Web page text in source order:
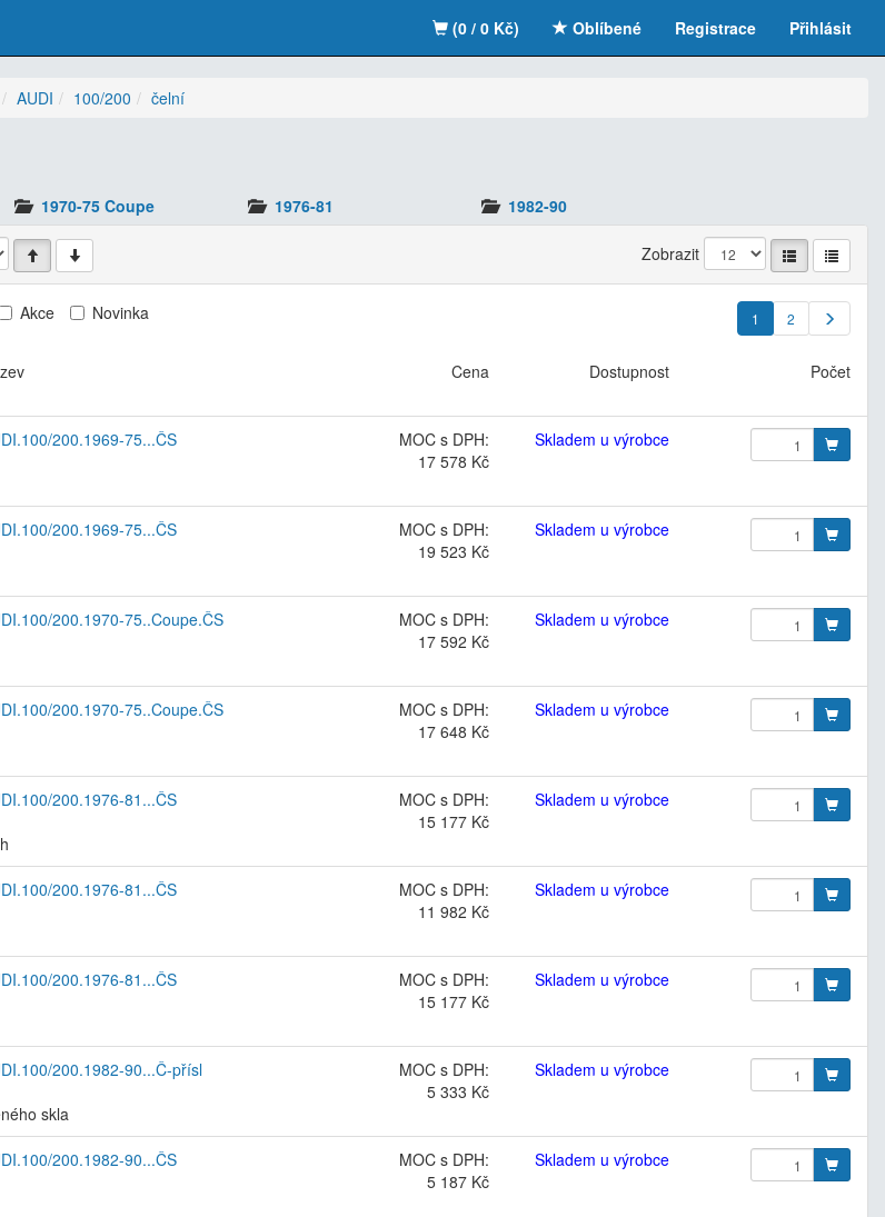
Registrace Přihlásit
(0 / 0 Kč) Oblíbené
AUDI 100/200 čelní
1970-75 Coupe 1976-81 1982-90
Zobrazit
Akce Novinka 1 2
Cena Dostupnost
Počet
200.1969-75...ČS
MOC s DPH:
17 578 Kč
Skladem u výrobce
200.1969-75...ČS
MOC s DPH:
19 523 Kč
Skladem u výrobce
200.1970-75..Coupe.ČS
MOC s DPH:
17 592 Kč
Skladem u výrobce
200.1970-75..Coupe.ČS
MOC s DPH:
17 648 Kč
Skladem u výrobce
200.1976-81...ČS
MOC s DPH:
15 177 Kč
Skladem u výrobce
200.1976-81...ČS
MOC s DPH:
11 982 Kč
Skladem u výrobce
200.1976-81...ČS
MOC s DPH:
15 177 Kč
Skladem u výrobce
200.1982-90...Č-přísl
MOC s DPH:
5 333 Kč
Skladem u výrobce
skla
200.1982-90...ČS
MOC s DPH:
5 187 Kč
Skladem u výrobce